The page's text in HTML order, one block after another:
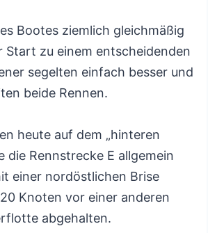
Bootes ziemlich gleichmäßig
Start zu einem entscheidenden
segelten einfach besser und
beide Rennen.
heute auf dem „hinteren
die Rennstrecke E allgemein
einer nordöstlichen Brise
Knoten vor einer anderen
abgehalten.